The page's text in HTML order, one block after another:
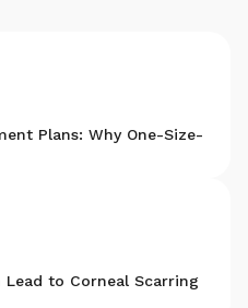
Plans: Why One-Size-
Lead to Corneal Scarring